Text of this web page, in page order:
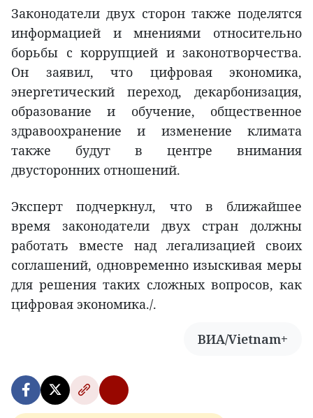
Законодатели двух сторон также поделятся
информацией и мнениями относительно
борьбы с коррупцией и законотворчества.
Он заявил, что цифровая экономика,
энергетический переход, декарбонизация,
образование и обучение, общественное
здравоохранение и изменение климата
также будут в центре внимания
двусторонних отношений.
Эксперт подчеркнул, что в ближайшее
время законодатели двух стран должны
работать вместе над легализацией своих
соглашений, одновременно изыскивая меры
для решения таких сложных вопросов, как
цифровая экономика./.
ВИА/Vietnam+